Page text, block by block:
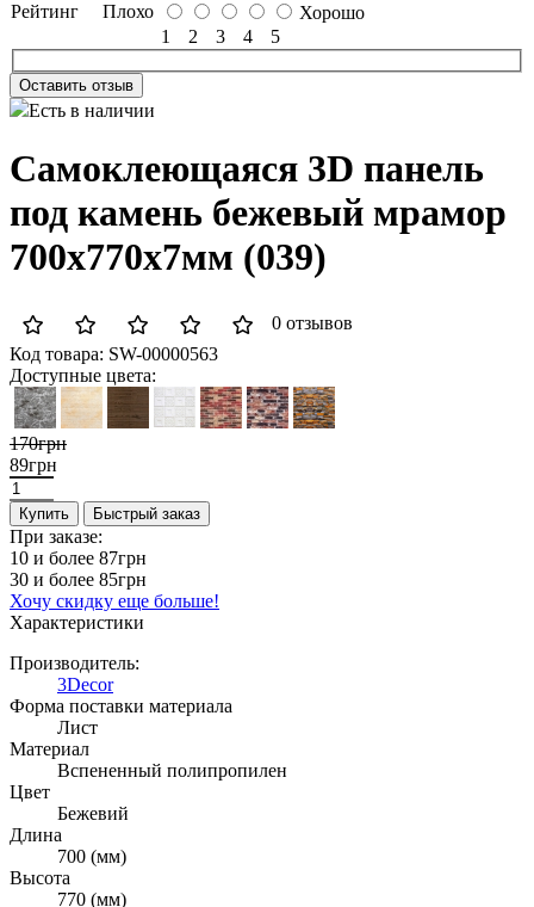
Рейтинг Плохо
Хорошо
1
2 3 4 5
Оставить отзыв
Есть в наличии
Самоклеющаяся 3D панель
под камень бежевый мрамор
700x770x7мм (039)
0 отзывов
Код товара: SW-00000563
Доступные цвета:
170грн
89грн
Купить Быстрый заказ
При заказе:
10 и более 87грн
30 и более 85грн
Хочу скидку еще больше!
Характеристики
Производитель:
3Decor
Форма поставки материала
Лист
Материал
Вспененный полипропилен
Цвет
Бежевий
Длина
700 (мм)
Высота
770 (мм)